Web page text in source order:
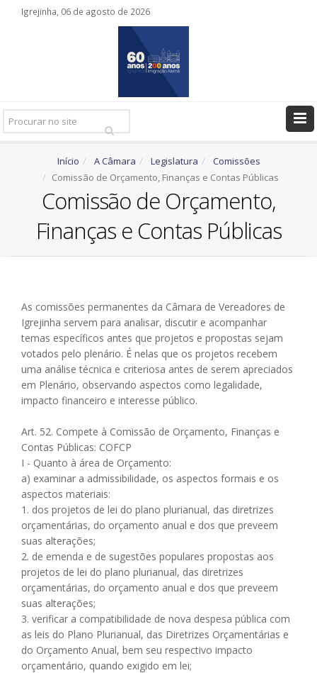
Igrejinha, 06 de agosto de 2026
Pesquisar
Ir
Início A Câmara Legislatura
Comissões
Comissão de Orçamento, Finanças e Contas Públicas
Comissão de Orçamento,
Finanças e Contas Públicas
As comissões permanentes da Câmara de Vereadores de
Igrejinha servem para analisar, discutir e acompanhar
temas específicos antes que projetos e propostas sejam
votados pelo plenário. É nelas que os projetos recebem
uma análise técnica e criteriosa antes de serem apreciados
em Plenário, observando aspectos como legalidade,
impacto financeiro e interesse público.
Art. 52. Compete à Comissão de Orçamento, Finanças e
Contas Públicas: COFCP
I - Quanto à área de Orçamento:
a) examinar a admissibilidade, os aspectos formais e os
aspectos materiais:
1. dos projetos de lei do plano plurianual, das diretrizes
orçamentárias, do orçamento anual e dos que preveem
suas alterações;
2. de emenda e de sugestões populares propostas aos
projetos de lei do plano plurianual, das diretrizes
orçamentárias, do orçamento anual e dos que preveem
suas alterações;
3. verificar a compatibilidade de nova despesa pública com
as leis do Plano Plurianual, das Diretrizes Orçamentárias e
do Orçamento Anual, bem seu respectivo impacto
orçamentário, quando exigido em lei;